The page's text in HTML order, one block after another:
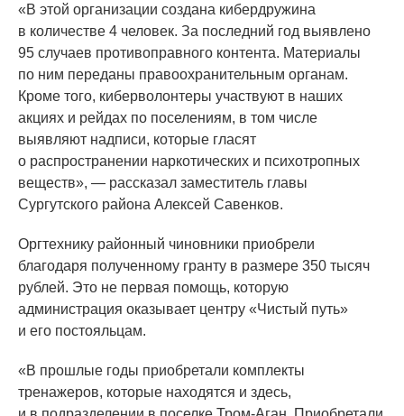
«В этой организации создана кибердружина
в количестве 4 человек. За последний год выявлено
95 случаев противоправного контента. Материалы
по ним переданы правоохранительным органам.
Кроме того, киберволонтеры участвуют в наших
акциях и рейдах по поселениям, в том числе
выявляют надписи, которые гласят
о распространении наркотических и психотропных
веществ», — рассказал заместитель главы
Сургутского района Алексей Савенков.
Оргтехнику районный чиновники приобрели
благодаря полученному гранту в размере 350 тысяч
рублей. Это не первая помощь, которую
администрация оказывает центру «Чистый путь»
и его постояльцам.
«В прошлые годы приобретали комплекты
тренажеров, которые находятся и здесь,